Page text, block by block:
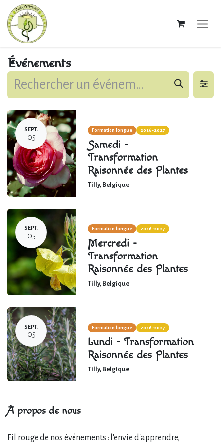
Événements
SEPT.
05
Formation longue 2026-2027
Samedi -
Transformation
Raisonnée des Plantes
Tilly, Belgique
SEPT.
05
Formation longue 2026-2027
Mercredi -
Transformation
Raisonnée des Plantes
Tilly, Belgique
SEPT.
05
Formation longue 2026-2027
Lundi - Transformation
Raisonnée des Plantes
Tilly, Belgique
À propos de nous
Fil rouge de nos événements : l'envie d'apprendre,